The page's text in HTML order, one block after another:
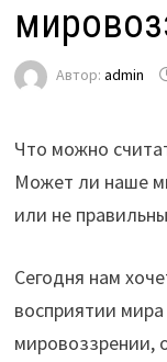
Автор: admin
Что можно
Может ли наше
или не
Сегодня нам
восприятии
мировоззрении,